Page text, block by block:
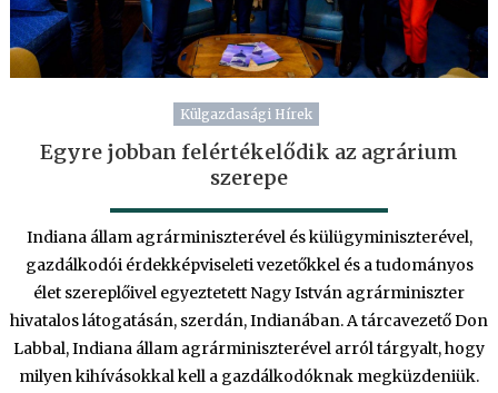
Külgazdasági Hírek
Egyre jobban felértékelődik az agrárium
szerepe
Indiana állam agrárminiszterével és külügyminiszterével,
gazdálkodói érdekképviseleti vezetőkkel és a tudományos
élet szereplőivel egyeztetett Nagy István agrárminiszter
hivatalos látogatásán, szerdán, Indianában. A tárcavezető Don
Labbal, Indiana állam agrárminiszterével arról tárgyalt, hogy
milyen kihívásokkal kell a gazdálkodóknak megküzdeniük.